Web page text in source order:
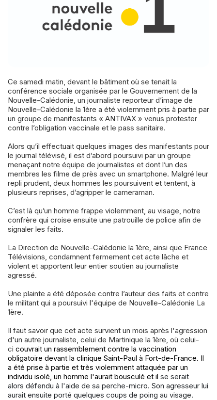
Ce samedi matin, devant le bâtiment où se tenait la
conférence sociale organisée par le Gouvernement de la
Nouvelle-Calédonie, un journaliste reporteur d’image de
Nouvelle-Calédonie la 1ère a été violemment pris à partie par
un groupe de manifestants « ANTIVAX » venus protester
contre l’obligation vaccinale et le pass sanitaire.
Alors qu’il effectuait quelques images des manifestants pour
le journal télévisé, il est d’abord poursuivi par un groupe
menaçant notre équipe de journalistes et dont l’un des
membres les filme de près avec un smartphone. Malgré leur
repli prudent, deux hommes les poursuivent et tentent, à
plusieurs reprises, d’agripper le cameraman.
C’est là qu’un homme frappe violemment, au visage, notre
confrère qui croise ensuite une patrouille de police afin de
signaler les faits.
La Direction de Nouvelle-Calédonie la 1ère, ainsi que France
Télévisions, condamnent fermement cet acte lâche et
violent et apportent leur entier soutien au journaliste
agressé.
Une plainte a été déposée contre l’auteur des faits et contre
le militant qui a poursuivi l'équipe de Nouvelle-Calédonie La
1ère.
Il faut savoir que cet acte survient un mois après l'agression
d'un autre journaliste, celui de Martinique la 1ère, où celui-
ci couvrait un rassemblement contre la vaccination
obligatoire devant la clinique Saint-Paul à Fort-de-France. Il
a été prise à partie et très violemment attaquée par un
individu isolé, un homme l'aurait bousculé et il se serait
alors défendu à l'aide de sa perche-micro. Son agresseur lui
aurait ensuite porté quelques coups de poing au visage.